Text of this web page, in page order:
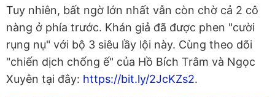
Tuy nhiên, bất ngờ lớn nhất vẫn còn chờ cả 2 cô
nàng ở phía trước. Khán giả đã được phen "cười
rụng nụ" với bộ 3 siêu lầy lội này. Cùng theo dõi
"chiến dịch chống ế" của Hồ Bích Trâm và Ngọc
Xuyên tại đây: https://bit.ly/2JcKZs2.